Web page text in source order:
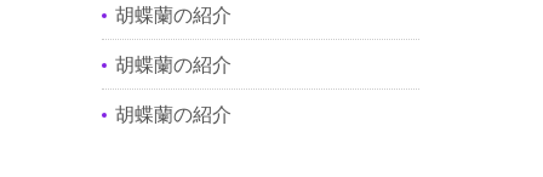
胡蝶蘭の紹介
胡蝶蘭の紹介
胡蝶蘭の紹介